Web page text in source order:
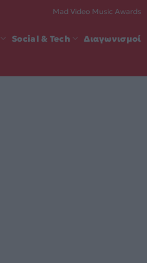
Mad Video Music Awards
Social & Tech Διαγωνισμοί